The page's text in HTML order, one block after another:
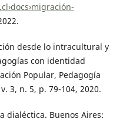
desde lo intracultural y
con identidad
Popular, Pedagogía
3, n. 5, p. 79-104, 2020.
dialéctica. Buenos Aires: